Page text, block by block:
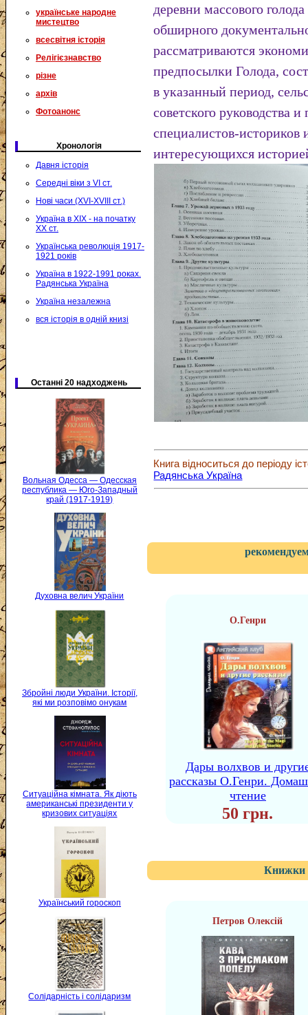
українське народне
мистецтво
всесвітня історія
Релігієзнавство
різне
архів
Фотоанонс
Хронологія
Давня історія
Середні віки з VI ст.
Нові часи (XVI-XVIII ст.)
Україна в XIX - на початку
XX ст.
Українська революція 1917-
1921 років
Україна в 1922-1991 роках.
Радянська Україна
Україна незалежна
вся історія в одній книзі
Останні 20 надходжень
Вольная Одесса — Одесская
республика — Юго-Западный
край (1917-1919)
Духовна велич України
Збройні люди України. Історії,
які ми розповімо онукам
Ситуаційна кімната. Як діють
американські президенти у
кризових ситуаціях
Український гороскоп
Солідарність і солідаризм
деревни массового
обширного
рассматриваются
предпосылки Голода,
в указанный период,
советского руководства
специалистов-историков
интересующихся
Книга відноситься до періоду
Радянська Україна
О.Генри
Дары волхвов и
рассказы О.Генри.
чтение
50 грн.
Книжки
Петров Олексій